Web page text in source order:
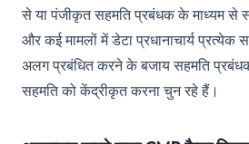
से या पंजीकृत सहमति प्रबंधक के माध्यम से
और कई मामलों में डेटा प्रधानाचार्य
अलग प्रबंधित करने के बजाय सहमति
सहमति को केंद्रीकृत करना चुन रहे हैं।